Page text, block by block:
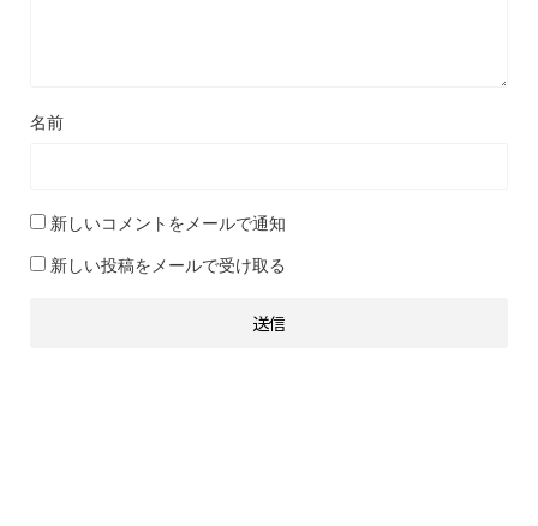
名前
新しいコメントをメールで通知
新しい投稿をメールで受け取る